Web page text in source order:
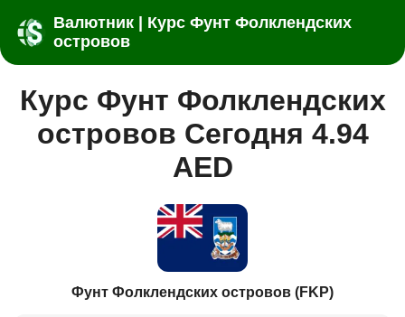
Валютник | Курс Фунт Фолклендских
островов
Курс Фунт Фолклендских
островов Сегодня 4.94
AED
Фунт Фолклендских островов (FKP)